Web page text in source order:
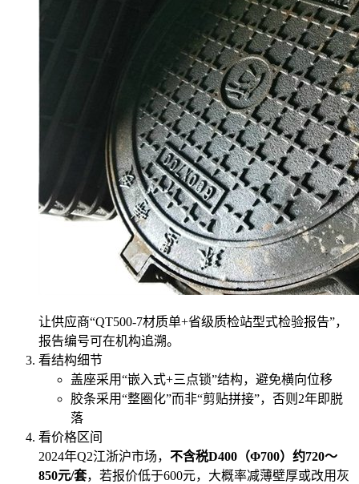
让供应商“QT500-7材质单+省级质检站型式检验报告”，
报告编号可在机构追溯。
看结构细节
盖座采用“嵌入式+三点锁”结构，避免横向位移
胶条采用“整圈化”而非“剪贴拼接”，否则2年即脱
落
看价格区间
2024年Q2江浙沪市场， 不含税D400（Φ700）约720～
850元/套，若报价低于600元，大概率减薄壁厚或改用灰